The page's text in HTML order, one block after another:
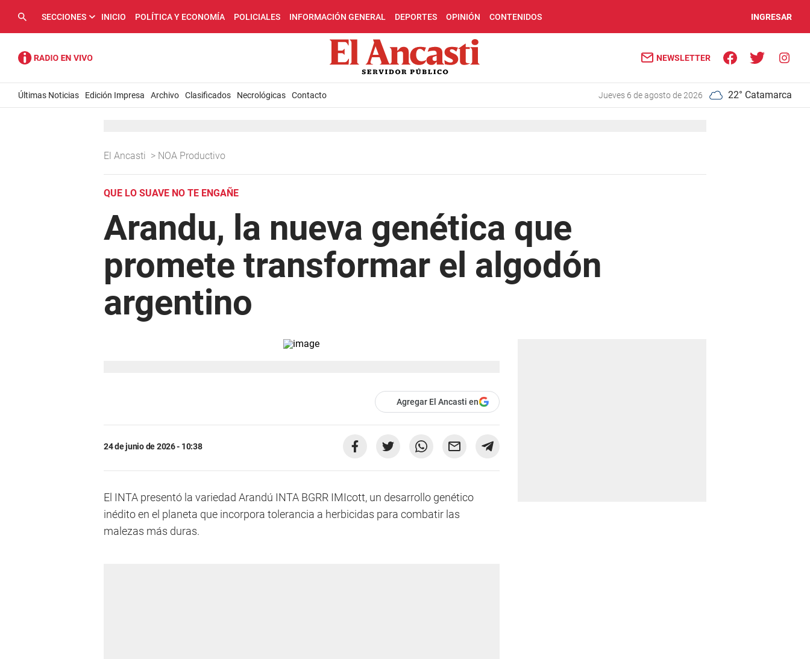
SECCIONES INICIO POLÍTICA Y ECONOMÍA POLICIALES INFORMACIÓN GENERAL DEPORTES OPINIÓN CONTENIDOS INGRESAR
NEWSLETTER
Últimas Noticias Edición Impresa Archivo Clasificados Necrológicas Contacto jueves 6 de agosto de 2026 22° Catamarca
El Ancasti > NOA Productivo
QUE LO SUAVE NO TE ENGAÑE
Arandu, la nueva genética que
promete transformar el algodón
argentino
Agregar El Ancasti en
24 de junio de 2026 - 10:38
El INTA presentó la variedad Arandú INTA BGRR IMIcott, un desarrollo genético
inédito en el planeta que incorpora tolerancia a herbicidas para combatir las
malezas más duras.